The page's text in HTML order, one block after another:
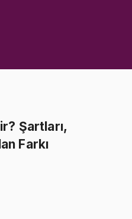
Başvurusu ve
Şartları,
Farkı